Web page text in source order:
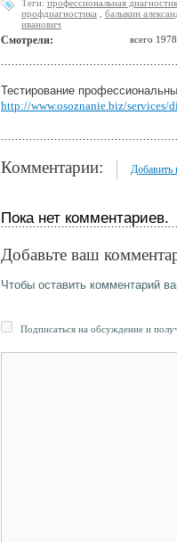
Теги: профессиональная
профдиагностика
балыкин
иванович
Смотрели: всего
Тестирование
http://www.osoznanie.biz/services/
Комментарии: Добавить
Пока нет комментариев.
Добавьте ваш
Чтобы оставить комментарий
Подписаться на обсуждение и